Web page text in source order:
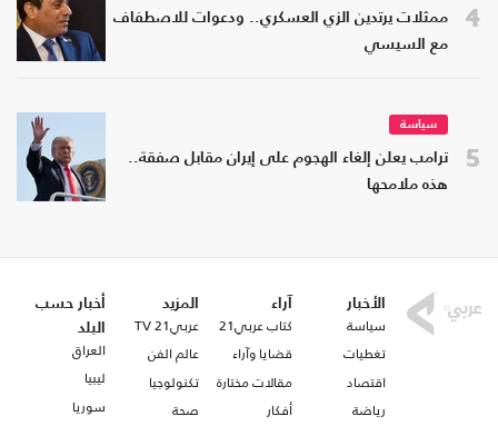
4
ممثلات يرتدين الزي العسكري.. ودعوات للاصطفاف
مع السيسي
5
سياسة
ترامب يعلن إلغاء الهجوم على إيران مقابل صفقة..
هذه ملامحها
الأخبار
سياسة
تغطيات
اقتصاد
رياضة
آراء
كتاب عربي21
قضايا وآراء
مقالات مختارة
أفكار
المزيد
عربي21 TV
عالم الفن
تكنولوجيا
صحة
أخبار حسب
البلد
العراق
ليبيا
سوريا